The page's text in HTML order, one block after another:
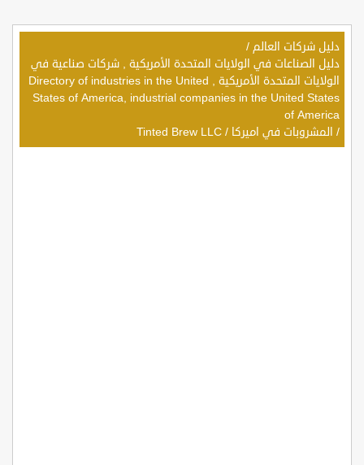
دليل شركات العالم /
دليل الصناعات في الولايات المتحدة الأمريكية , شركات صناعية في
الولايات المتحدة الأمريكية , Directory of industries in the United
States of America, industrial companies in the United States
of America
/ المشروبات في اميركا /
Tinted Brew LLC